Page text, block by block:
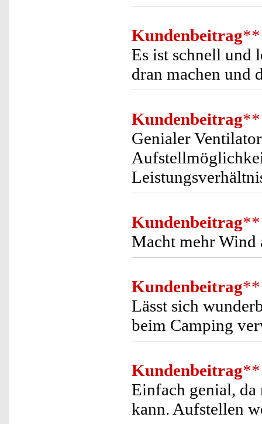
Kundenbeitrag**
Es ist schnell und
dran machen und
Kundenbeitrag**
Genialer
Kundenbeitrag**
Macht mehr Wind
Kundenbeitrag**
Lässt sich
beim Camping
Kundenbeitrag**
Einfach genial, da
kann. Aufstellen